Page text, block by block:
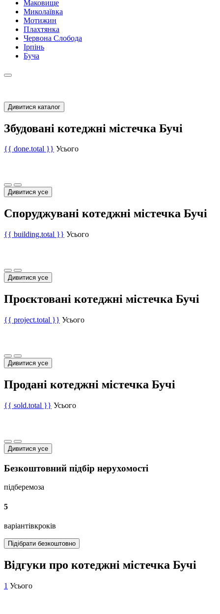
Маковище
Миколаївка
Мотижин
Плахтянка
Червона Слобода
Ірпінь
Буча
Дивитися каталог
Збудовані котеджні містечка Бучі
{{ done.total }} Усього
Дивитися усе
Споруджувані котеджні містечка Бучі
{{ building.total }} Усього
Дивитися усе
Проєктовані котеджні містечка Бучі
{{ project.total }} Усього
Дивитися усе
Продані котеджні містечка Бучі
{{ sold.total }} Усього
Дивитися усе
Безкоштовний підбір нерухомості
підберемоза
5
варіантівкроків
Підібрати безкоштовно
Відгуки про котеджні містечка Бучі
1 Усього